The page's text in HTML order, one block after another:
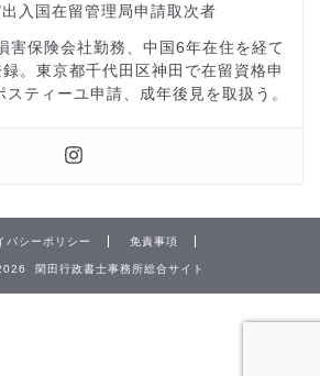
入国在留管理局申請取次者
害保険会社勤務、中国6年在住を経て
。東京都千代田区神田で在留資格申
ティーユ申請、成年後見を取扱う。
バシーポリシー 免責事項
閑田行政書士事務所総合サイト